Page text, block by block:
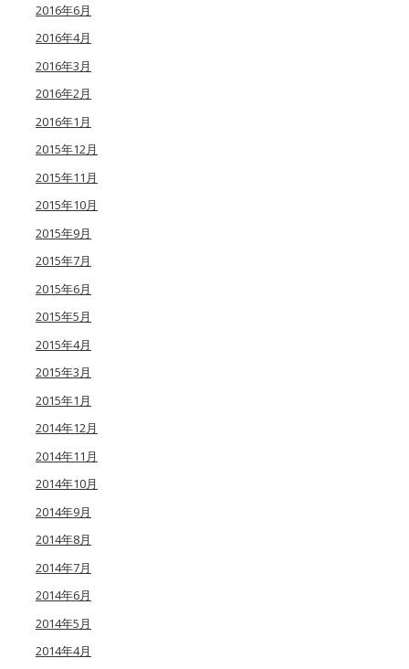
2016年6月
2016年4月
2016年3月
2016年2月
2016年1月
2015年12月
2015年11月
2015年10月
2015年9月
2015年7月
2015年6月
2015年5月
2015年4月
2015年3月
2015年1月
2014年12月
2014年11月
2014年10月
2014年9月
2014年8月
2014年7月
2014年6月
2014年5月
2014年4月